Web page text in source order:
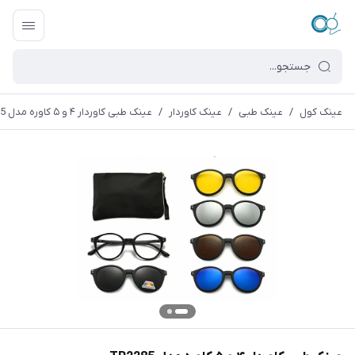
عینک کول / عینک طبی / عینک کاوردار / عینک طبی کاوردار ۴ و ۵ کاوره مدل TR2285